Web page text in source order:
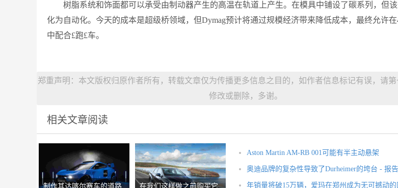
树脂系统和饰面都可以承受由制动器产生的高温在轨道上产生。在模具中铺设了碳系列，但
化为自动化。今天的成本是超级桥领域，但Dymag预计将通过规模经济带来降低成本，最终允许在
中配合£跑£车。
郑重声明：本文版权归原作者所有，转载文章仅为传播更多信息之目的，如作者信息标记有误，请第
修改或删除，多谢。
相关文章阅读
制作其达喀尔赛车的道路
在我们这样做之前购买它
Aston Martin AM-RB 001可能有半主动悬架
奥迪品牌的复杂性导致了Durheimer的垮台 - 报告
年销量将破15万辆，爱玛在郑州成为无可撼动